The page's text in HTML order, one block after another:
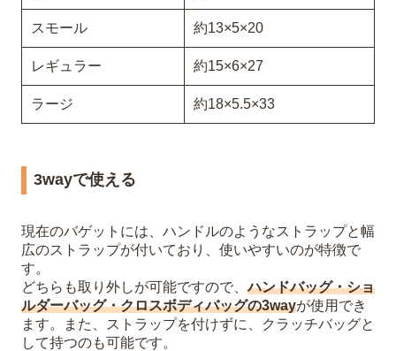
スモール 約13×5×20
レギュラー 約15×6×27
ラージ 約18×5.5×33
3wayで使える
現在のバゲットには、ハンドルのようなストラップと幅
広のストラップが付いており、使いやすいのが特徴で
す。
どちらも取り外しが可能ですので、ハンドバッグ・ショ
ルダーバッグ・クロスボディバッグの3wayが使用でき
ます。また、ストラップを付けずに、クラッチバッグと
して持つのも可能です。